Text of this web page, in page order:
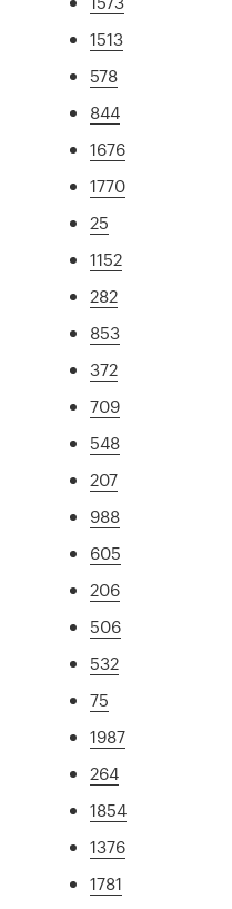
1513
578
844
1676
1770
25
1152
282
853
372
709
548
207
988
605
206
506
532
75
1987
264
1854
1376
1781